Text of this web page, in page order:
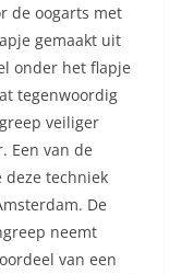
de oogarts met
gemaakt uit
onder het flapje
tegenwoordig
veiliger
Een van de
techniek
De
neemt
van een